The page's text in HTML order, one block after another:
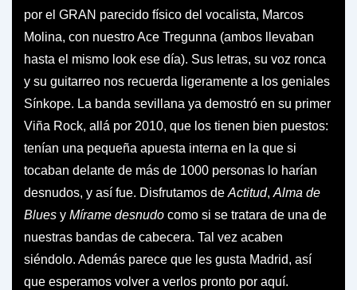
por el GRAN parecido físico del vocalista, Marcos
Molina, con nuestro Ace Tregunna (ambos llevaban
hasta el mismo look ese día). Sus letras, su voz ronca
y su guitarreo nos recuerda ligeramente a los geniales
Sínkope. La banda sevillana ya demostró en su primer
Viña Rock, allá por 2010, que los tienen bien puestos:
tenían una pequeña apuesta interna en la que si
tocaban delante de más de 1000 personas lo harían
desnudos, y así fue. Disfrutamos de Actitud, Alma de
Blues y Mírame desnudo como si se tratara de una de
nuestras bandas de cabecera. Tal vez acaben
siéndolo. Además parece que les gusta Madrid, así
que esperamos volver a verlos pronto por aquí.